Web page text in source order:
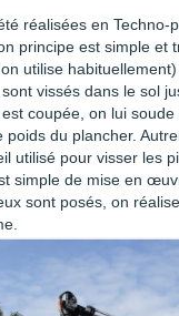
réalisées en Techno-
principe est simple et
utilise
vissés dans le sol
coupée, on lui
poids du plancher.
utilisé pour visser les
simple de mise en
sont posés, on